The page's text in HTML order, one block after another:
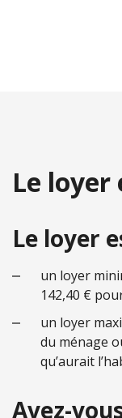
Le loyer
Le loyer
un loyer
142,40 €
un loyer
du ménage
qu’aurait
Avez-